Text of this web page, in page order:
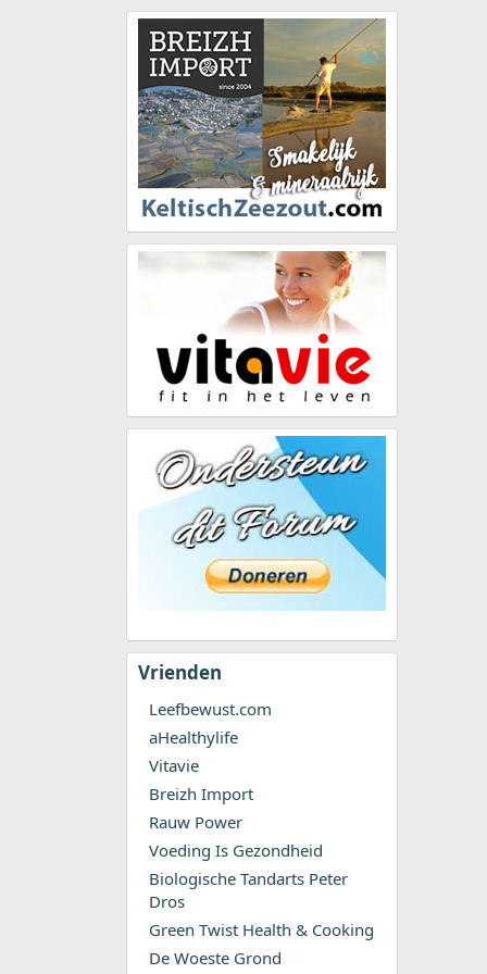
Vrienden
Leefbewust.com
aHealthylife
Vitavie
Breizh Import
Rauw Power
Voeding Is Gezondheid
Biologische Tandarts Peter
Dros
Green Twist Health & Cooking
De Woeste Grond